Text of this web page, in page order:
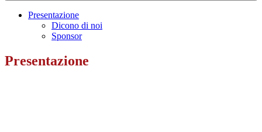
Presentazione
Dicono di noi
Sponsor
Presentazione